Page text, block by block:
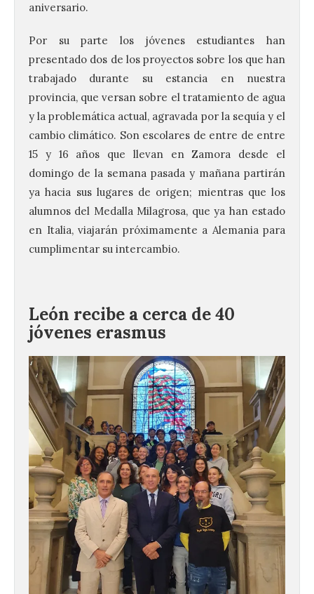
aniversario.
Por su parte los jóvenes estudiantes han
presentado dos de los proyectos sobre los que han
trabajado durante su estancia en nuestra
provincia, que versan sobre el tratamiento de agua
y la problemática actual, agravada por la sequía y el
cambio climático. Son escolares de entre de entre
15 y 16 años que llevan en Zamora desde el
domingo de la semana pasada y mañana partirán
ya hacia sus lugares de origen; mientras que los
alumnos del Medalla Milagrosa, que ya han estado
en Italia, viajarán próximamente a Alemania para
cumplimentar su intercambio.
León recibe a cerca de 40
jóvenes erasmus
La Comisión actualiza su
programa insignia de
prácticas Blue Book,
abriéndolo a titulados de
EFP